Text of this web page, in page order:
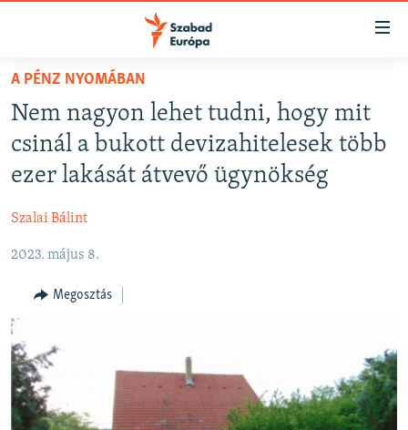
Akadálymentes
Ugrás
fő
oldalra
tartalomjegyzékre
AKTUÁLIS
PODCASTOK
ELEMZŐ
NER15
SZABADON
DEMOKRÁCIA
A PÉNZ NYOMÁBAN
EURÓPAI UNIÓ
A PÉNZ NYOMÁBAN
Nem nagyon lehet tudni, hogy mit
csinál a bukott devizahitelesek több
ezer lakását átvevő ügynökség
Szalai Bálint
2023. május 8.
Megosztás
FELIRATKOZÁS